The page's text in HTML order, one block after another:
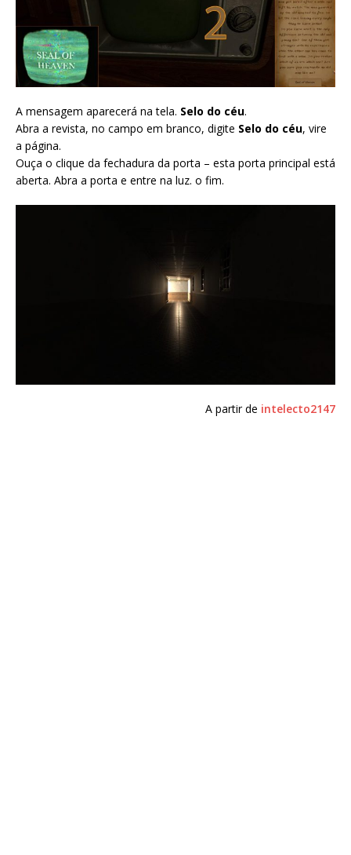
A mensagem aparecerá na tela. Selo do céu.
Abra a revista, no campo em branco, digite Selo do céu, vire
a página.
Ouça o clique da fechadura da porta – esta porta principal está
aberta. Abra a porta e entre na luz. o fim.
A partir de intelecto2147